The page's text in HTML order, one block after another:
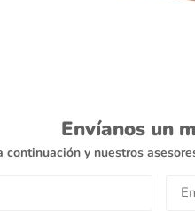
Envíanos un
y nuestros